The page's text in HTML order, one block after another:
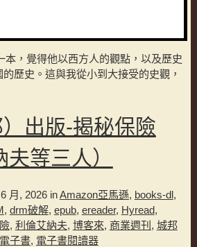
本，覺得他以西方人的觀點，以及歷史
歷史。這與我從小到大接受的史觀，
出版-揭秘保險
夫等三人）
月, 2026 inAmazon亞馬遜, books-dl,
, drm破解, epub, ereader, Hyread,
, 利倫艾納夫, 博客來, 商業週刊 , 城邦
電子書, 電子書閱讀器